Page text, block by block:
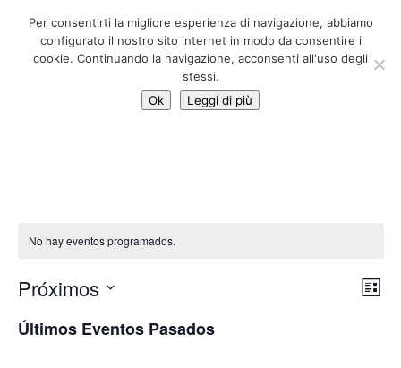
06 39725888
info@adventum.org
No hay eventos programados.
de
Lista
Próximos
la
Últimos Eventos Pasados
Per consentirti la migliore esperienza di navigazione, abbiamo
configurato il nostro sito internet in modo da consentire i
cookie. Continuando la navigazione, acconsenti all'uso degli
stessi.
Ok
Leggi di più